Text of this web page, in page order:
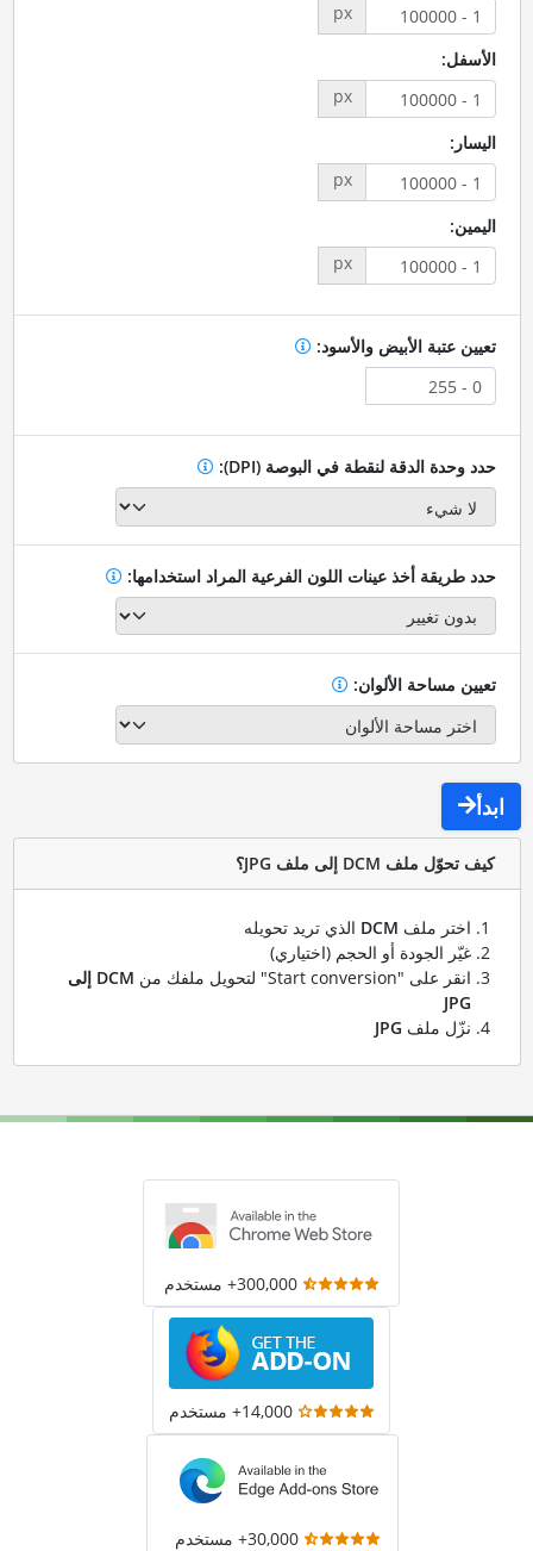
px
الأسفل:
px
اليسار:
px
اليمين:
px
تعيين عتبة الأبيض والأسود:
حدد وحدة الدقة لنقطة في البوصة (DPI):
حدد طريقة أخذ عينات اللون الفرعية المراد استخدامها:
تعيين مساحة الألوان:
ابدأ
كيف تحوّل ملف DCM إلى ملف JPG؟
اختر ملف DCMالذي تريد تحويله
غيّر الجودة أو الحجم (اختياري)
انقر على "Start conversion" لتحويل ملفك من
DCM إلى
JPG
نزّل ملف JPG
300,000+ مستخدم
14,000+ مستخدم
30,000+ مستخدم